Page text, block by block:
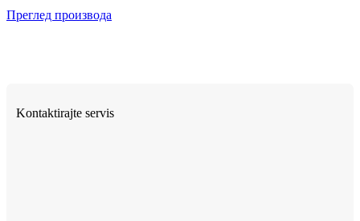
Преглед производа
Kontaktirajte servis